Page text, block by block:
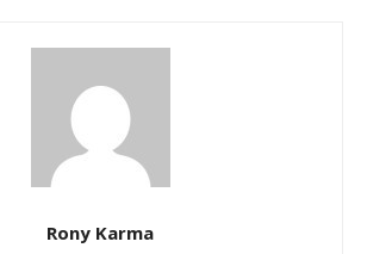
Rony Karma